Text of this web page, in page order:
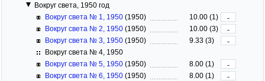
Вокруг света, 1950 год
Вокруг света № 1, 1950 (1950) 10.00 (1)
-
Вокруг света № 2, 1950 (1950) 10.00 (3)
-
Вокруг света № 3, 1950 (1950) 9.33 (3)
-
Вокруг света № 4, 1950
Вокруг света № 5, 1950 (1950) 8.00 (1)
-
Вокруг света № 6, 1950 (1950) 8.00 (1)
-